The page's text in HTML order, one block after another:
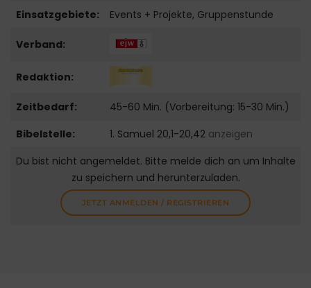
Einsatzgebiete:
Events + Projekte, Gruppenstunde
Verband:
Redaktion:
Zeitbedarf:
45-60 Min. (Vorbereitung: 15-30 Min.)
Bibelstelle:
1. Samuel 20,1-20,42 anzeigen
Du bist nicht angemeldet. Bitte melde dich an um Inhalte
zu speichern und herunterzuladen.
JETZT ANMELDEN / REGISTRIEREN